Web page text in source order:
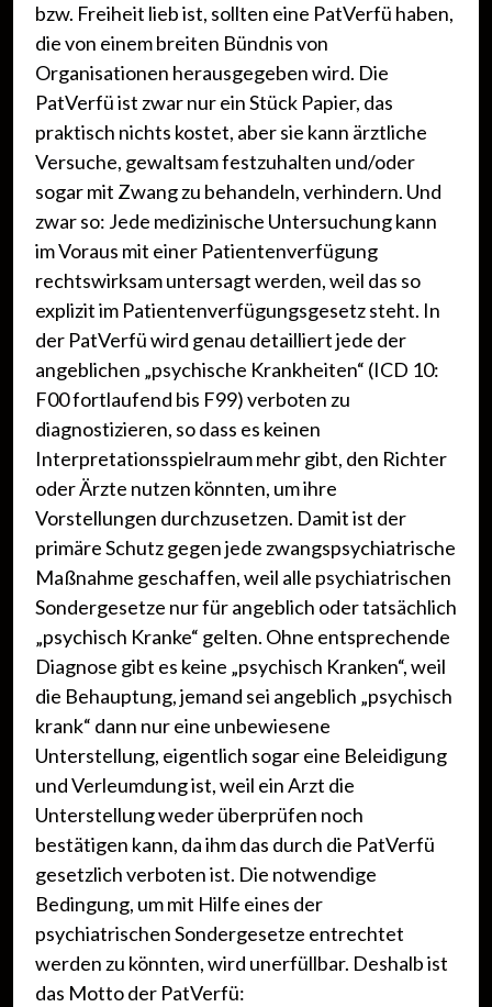
bzw. Freiheit lieb ist, sollten eine PatVerfü haben,
die von einem breiten Bündnis von
Organisationen herausgegeben wird. Die
PatVerfü ist zwar nur ein Stück Papier, das
praktisch nichts kostet, aber sie kann ärztliche
Versuche, gewaltsam festzuhalten und/oder
sogar mit Zwang zu behandeln, verhindern. Und
zwar so: Jede medizinische Untersuchung kann
im Voraus mit einer Patientenverfügung
rechtswirksam untersagt werden, weil das so
explizit im Patientenverfügungsgesetz steht. In
der PatVerfü wird genau detailliert jede der
angeblichen „psychische Krankheiten“ (ICD 10:
F00 fortlaufend bis F99) verboten zu
diagnostizieren, so dass es keinen
Interpretationsspielraum mehr gibt, den Richter
oder Ärzte nutzen könnten, um ihre
Vorstellungen durchzusetzen. Damit ist der
primäre Schutz gegen jede zwangspsychiatrische
Maßnahme geschaffen, weil alle psychiatrischen
Sondergesetze nur für angeblich oder tatsächlich
„psychisch Kranke“ gelten. Ohne entsprechende
Diagnose gibt es keine „psychisch Kranken“, weil
die Behauptung, jemand sei angeblich „psychisch
krank“ dann nur eine unbewiesene
Unterstellung, eigentlich sogar eine Beleidigung
und Verleumdung ist, weil ein Arzt die
Unterstellung weder überprüfen noch
bestätigen kann, da ihm das durch die PatVerfü
gesetzlich verboten ist. Die notwendige
Bedingung, um mit Hilfe eines der
psychiatrischen Sondergesetze entrechtet
werden zu könnten, wird unerfüllbar. Deshalb ist
das Motto der PatVerfü: